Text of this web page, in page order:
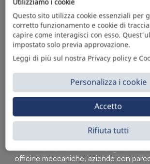
Sì Parts S.r.l. è leader nella
accessori per veicoli off-highway.
il mondo per l’elevato standard
catalogo, attraverso la vendita
assortimento di articoli originali
officine meccaniche, aziende con
Questo sito utilizza cookie essenziali per
corretto funzionamento e cookie di
capire come interagisci con esso.
impostato solo previa approvazione.
Leggi di più sul nostra Privacy policy e
Personalizza i cookie
Rifiuta tutti
Accetto